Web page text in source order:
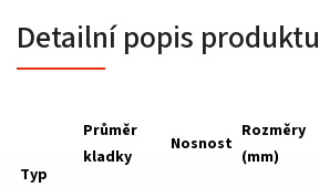
Detailní popis produktu
Typ
Průměr
kladky
Nosnost
Rozměry
(mm)